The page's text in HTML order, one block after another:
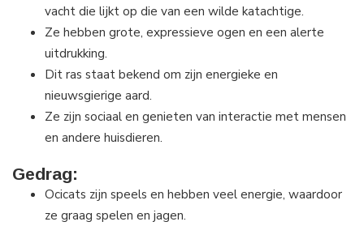
vacht die lijkt op die van een wilde katachtige.
Ze hebben grote, expressieve ogen en een alerte
uitdrukking.
Dit ras staat bekend om zijn energieke en
nieuwsgierige aard.
Ze zijn sociaal en genieten van interactie met mensen
en andere huisdieren.
Gedrag:
Ocicats zijn speels en hebben veel energie, waardoor
ze graag spelen en jagen.